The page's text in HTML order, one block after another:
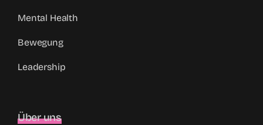
Mental Health
Bewegung
Leadership
Über uns